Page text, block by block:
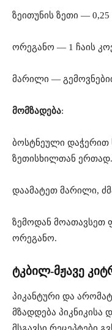
ზეითუნის ზეთი — 0,25
ორეგანო — 1 ჩაის
მარილი —
მომზადება:
ბოსტნეული დაჭერით
ზეთისხილთან ერთად.
დაამატეთ მარილი,
ზემოდან მოათავსეთ
ორეგანო.
ტკბილ-მჟავე
პიკანტური და
მზადდება პიკნიკისა
მსგავსი რეცეპტები